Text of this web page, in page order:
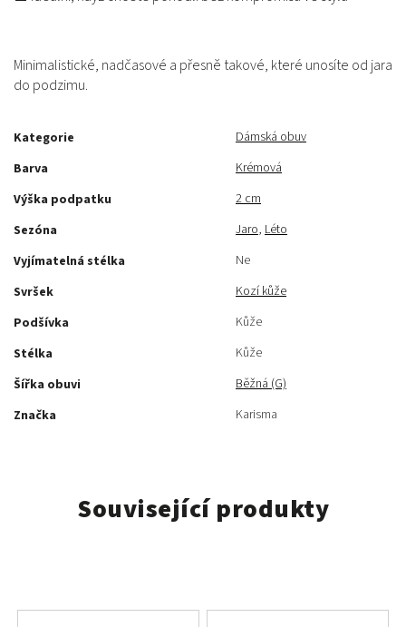
Minimalistické, nadčasové a přesně takové, které unosíte od jara
do podzimu.
Kategorie
Dámská obuv
Barva
Krémová
Výška podpatku
2 cm
Sezóna
Jaro, Léto
Vyjímatelná stélka
Ne
Svršek
Kozí kůže
Podšívka
Kůže
Stélka
Kůže
Šířka obuvi
Běžná (G)
Značka
Karisma
Související produkty